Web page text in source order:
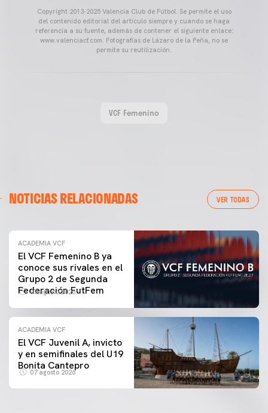
Copyright 2013-2025 Valencia Club de Fútbol. Se permite el uso
del contenido editorial del artículo siempre y cuando se haga
referencia a su fuente, además de contener el siguiente enlace:
www.valenciacf.com. Fotografías de Lázaro de la Peña, no se
permite su reutilización.
VCF Femenino
NOTICIAS RELACIONADAS VER TODAS
ACADEMIA VCF
El VCF Femenino B ya
conoce sus rivales en el
Grupo 2 de Segunda
Federación FutFem
07 agosto 2026
ACADEMIA VCF
El VCF Juvenil A, invicto
y en semifinales del U19
Bonita Cantepro
07 agosto 2026